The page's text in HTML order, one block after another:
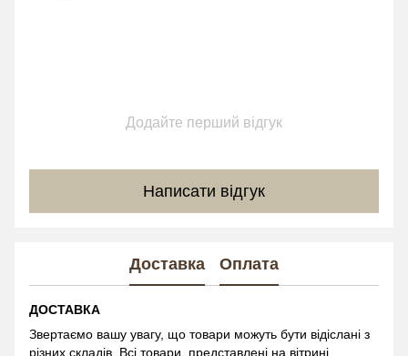
Додайте перший відгук
Написати відгук
Доставка Оплата
ДОСТАВКА
Звертаємо вашу увагу, що товари можуть бути відіслані з
різних складів. Всі товари, представлені на вітрині